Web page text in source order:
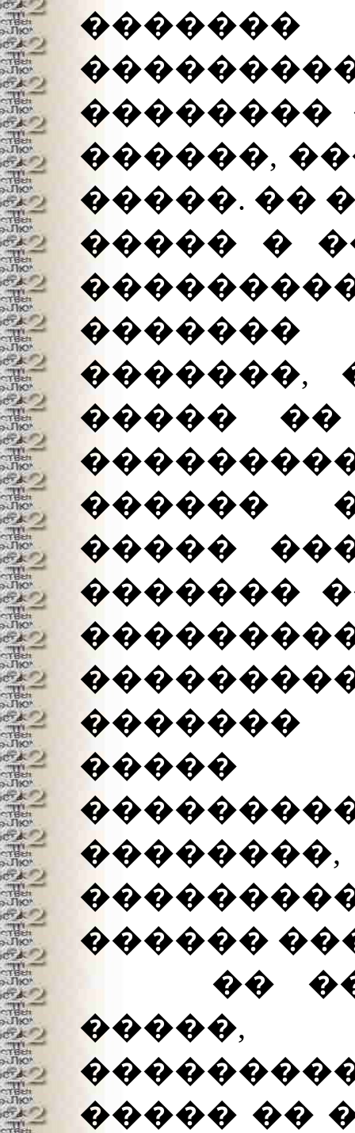
��������
������,
�����. ��
����� �
�������,
�����
������
�����
�������
�������
�����
������
��
�����,
����� ��